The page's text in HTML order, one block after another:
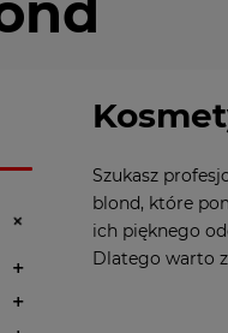
Szukasz
blond, które
ich pięknego
Dlatego warto